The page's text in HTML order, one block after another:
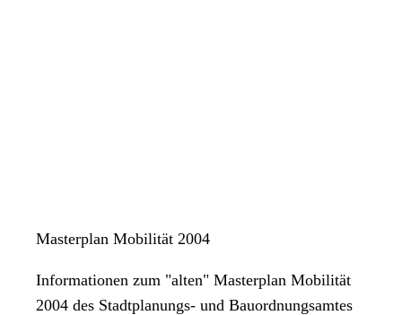
Masterplan Mobilität 2004
Informationen zum "alten" Masterplan Mobilität
2004 des Stadtplanungs- und Bauordnungsamtes